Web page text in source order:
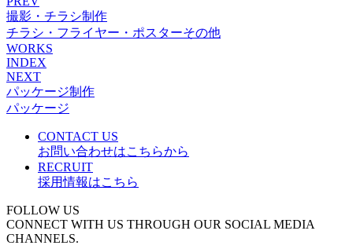
撮影・チラシ制作
チラシ・フライヤー・ポスターその他
WORKS
INDEX
NEXT
パッケージ制作
パッケージ
CONTACT US
お問い合わせはこちらから
RECRUIT
採用情報はこちら
FOLLOW US
CONNECT WITH US THROUGH OUR SOCIAL MEDIA
CHANNELS.